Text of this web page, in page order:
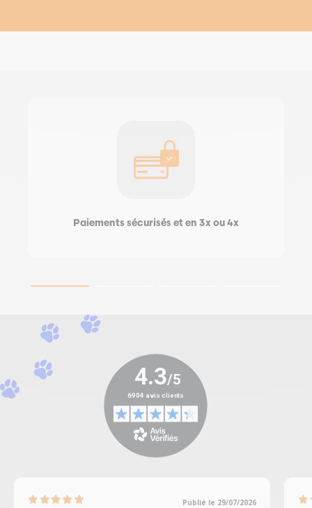
Paiements sécurisés et en 3x ou 4x
Publié le 29/07/2026